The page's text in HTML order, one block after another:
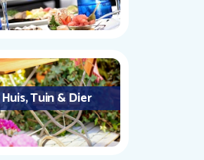
Huis, Tuin & Dier